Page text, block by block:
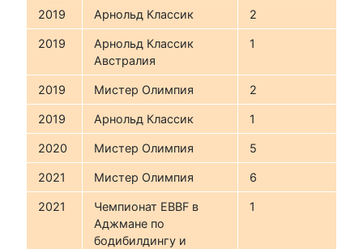
2019 Арнольд Классик 2
2019
Арнольд Классик
Австралия
1
2019 Мистер Олимпия 2
2019 Арнольд Классик 1
2020 Мистер Олимпия 5
2021 Мистер Олимпия 6
2021
Чемпионат EBBF в
Аджмане по
бодибилдингу и
1